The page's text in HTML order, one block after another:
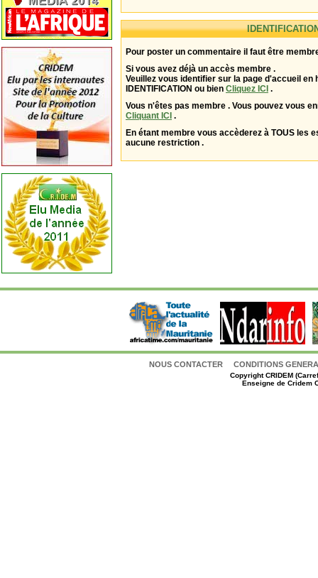
Pour poster un commentaire il faut être
Si vous avez déjà un accès membre .
Veuillez vous identifier sur la page d'accueil en
IDENTIFICATION ou bien Cliquez ICI .
Vous n'êtes pas membre . Vous pouvez vous
Cliquant ICI .
En étant membre vous accèderez à TOUS les
aucune restriction .
NOUS CONTACTER CONDITIONS
CopyrightCRIDEM
Enseigne de Cridem